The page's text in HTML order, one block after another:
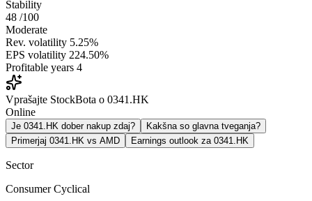
Stability
48 /100
Moderate
Rev. volatility 5.25%
EPS volatility 224.50%
Profitable years 4
Vprašajte StockBota o 0341.HK
Online
Je 0341.HK dober nakup zdaj?
Kakšna so glavna tveganja?
Primerjaj 0341.HK vs AMD
Earnings outlook za 0341.HK
Sector
Consumer Cyclical